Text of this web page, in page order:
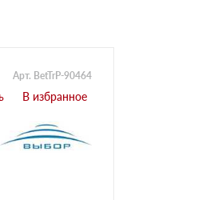
Арт. BetTrP-90464